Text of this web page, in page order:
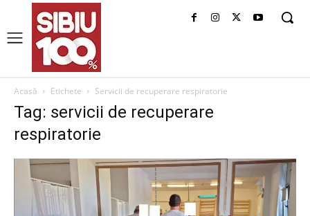
Acasă Etichete Servicii de recuperare respiratorie
Tag: servicii de recuperare
respiratorie